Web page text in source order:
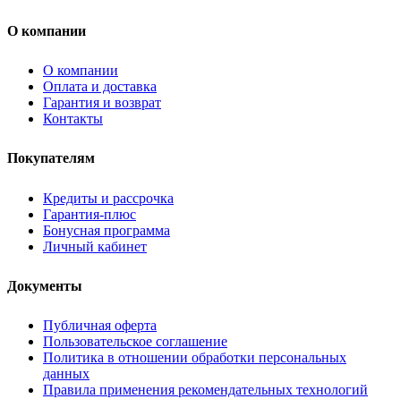
О компании
О компании
Оплата и доставка
Гарантия и возврат
Контакты
Покупателям
Кредиты и рассрочка
Гарантия-плюс
Бонусная программа
Личный кабинет
Документы
Публичная оферта
Пользовательское соглашение
Политика в отношении обработки персональных
данных
Правила применения рекомендательных технологий